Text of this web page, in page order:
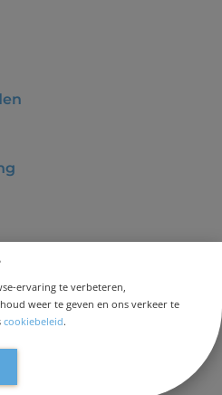
ervaring te verbeteren,
weer te geven en ons verkeer te
cookiebeleid.